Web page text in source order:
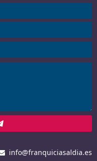
info@franquiciasaldia.es